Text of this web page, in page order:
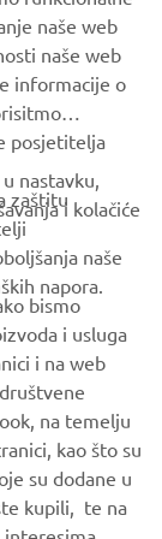
posebnim
kako
Privatnosti
naše web
naše web
informacije o
posjetitelja
zaštitu
naše
napora.
nastavku,
i kolačiće
bismo
i usluga
i na web
na temelju
kao što su
su dodane u
kupili, te na